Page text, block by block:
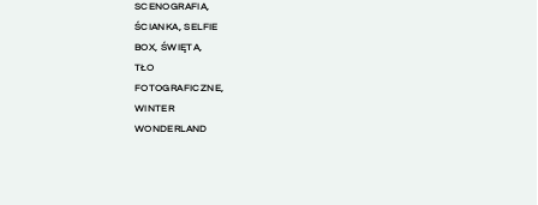
SCENOGRAFIA,
ŚCIANKA,SELFIE
BOX, ŚWIĘTA,
TŁO
FOTOGRAFICZNE,
WINTER
WONDERLAND